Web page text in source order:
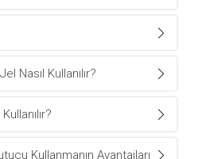
Nasıl Kullanılır?
Kullanmanın Avantajları